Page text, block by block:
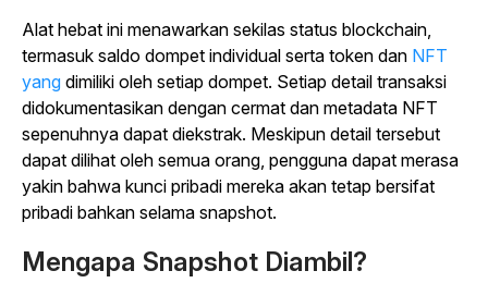
Alat hebat ini menawarkan sekilas status blockchain,
termasuk saldo dompet individual serta token dan NFT
yang dimiliki oleh setiap dompet. Setiap detail transaksi
didokumentasikan dengan cermat dan metadata NFT
sepenuhnya dapat diekstrak. Meskipun detail tersebut
dapat dilihat oleh semua orang, pengguna dapat merasa
yakin bahwa kunci pribadi mereka akan tetap bersifat
pribadi bahkan selama snapshot.
Mengapa Snapshot Diambil?